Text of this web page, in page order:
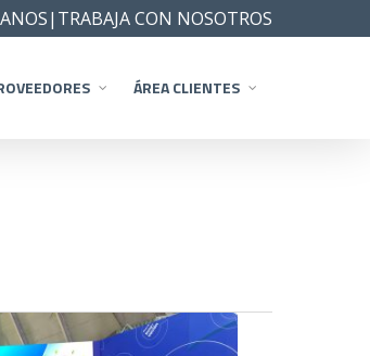
| TRABAJA CON NOSOTROS
ÁREA CLIENTES